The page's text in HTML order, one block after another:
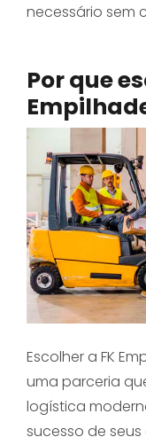
necessário sem
Por que
Escolher a FK
uma parceria
logística
sucesso de seus